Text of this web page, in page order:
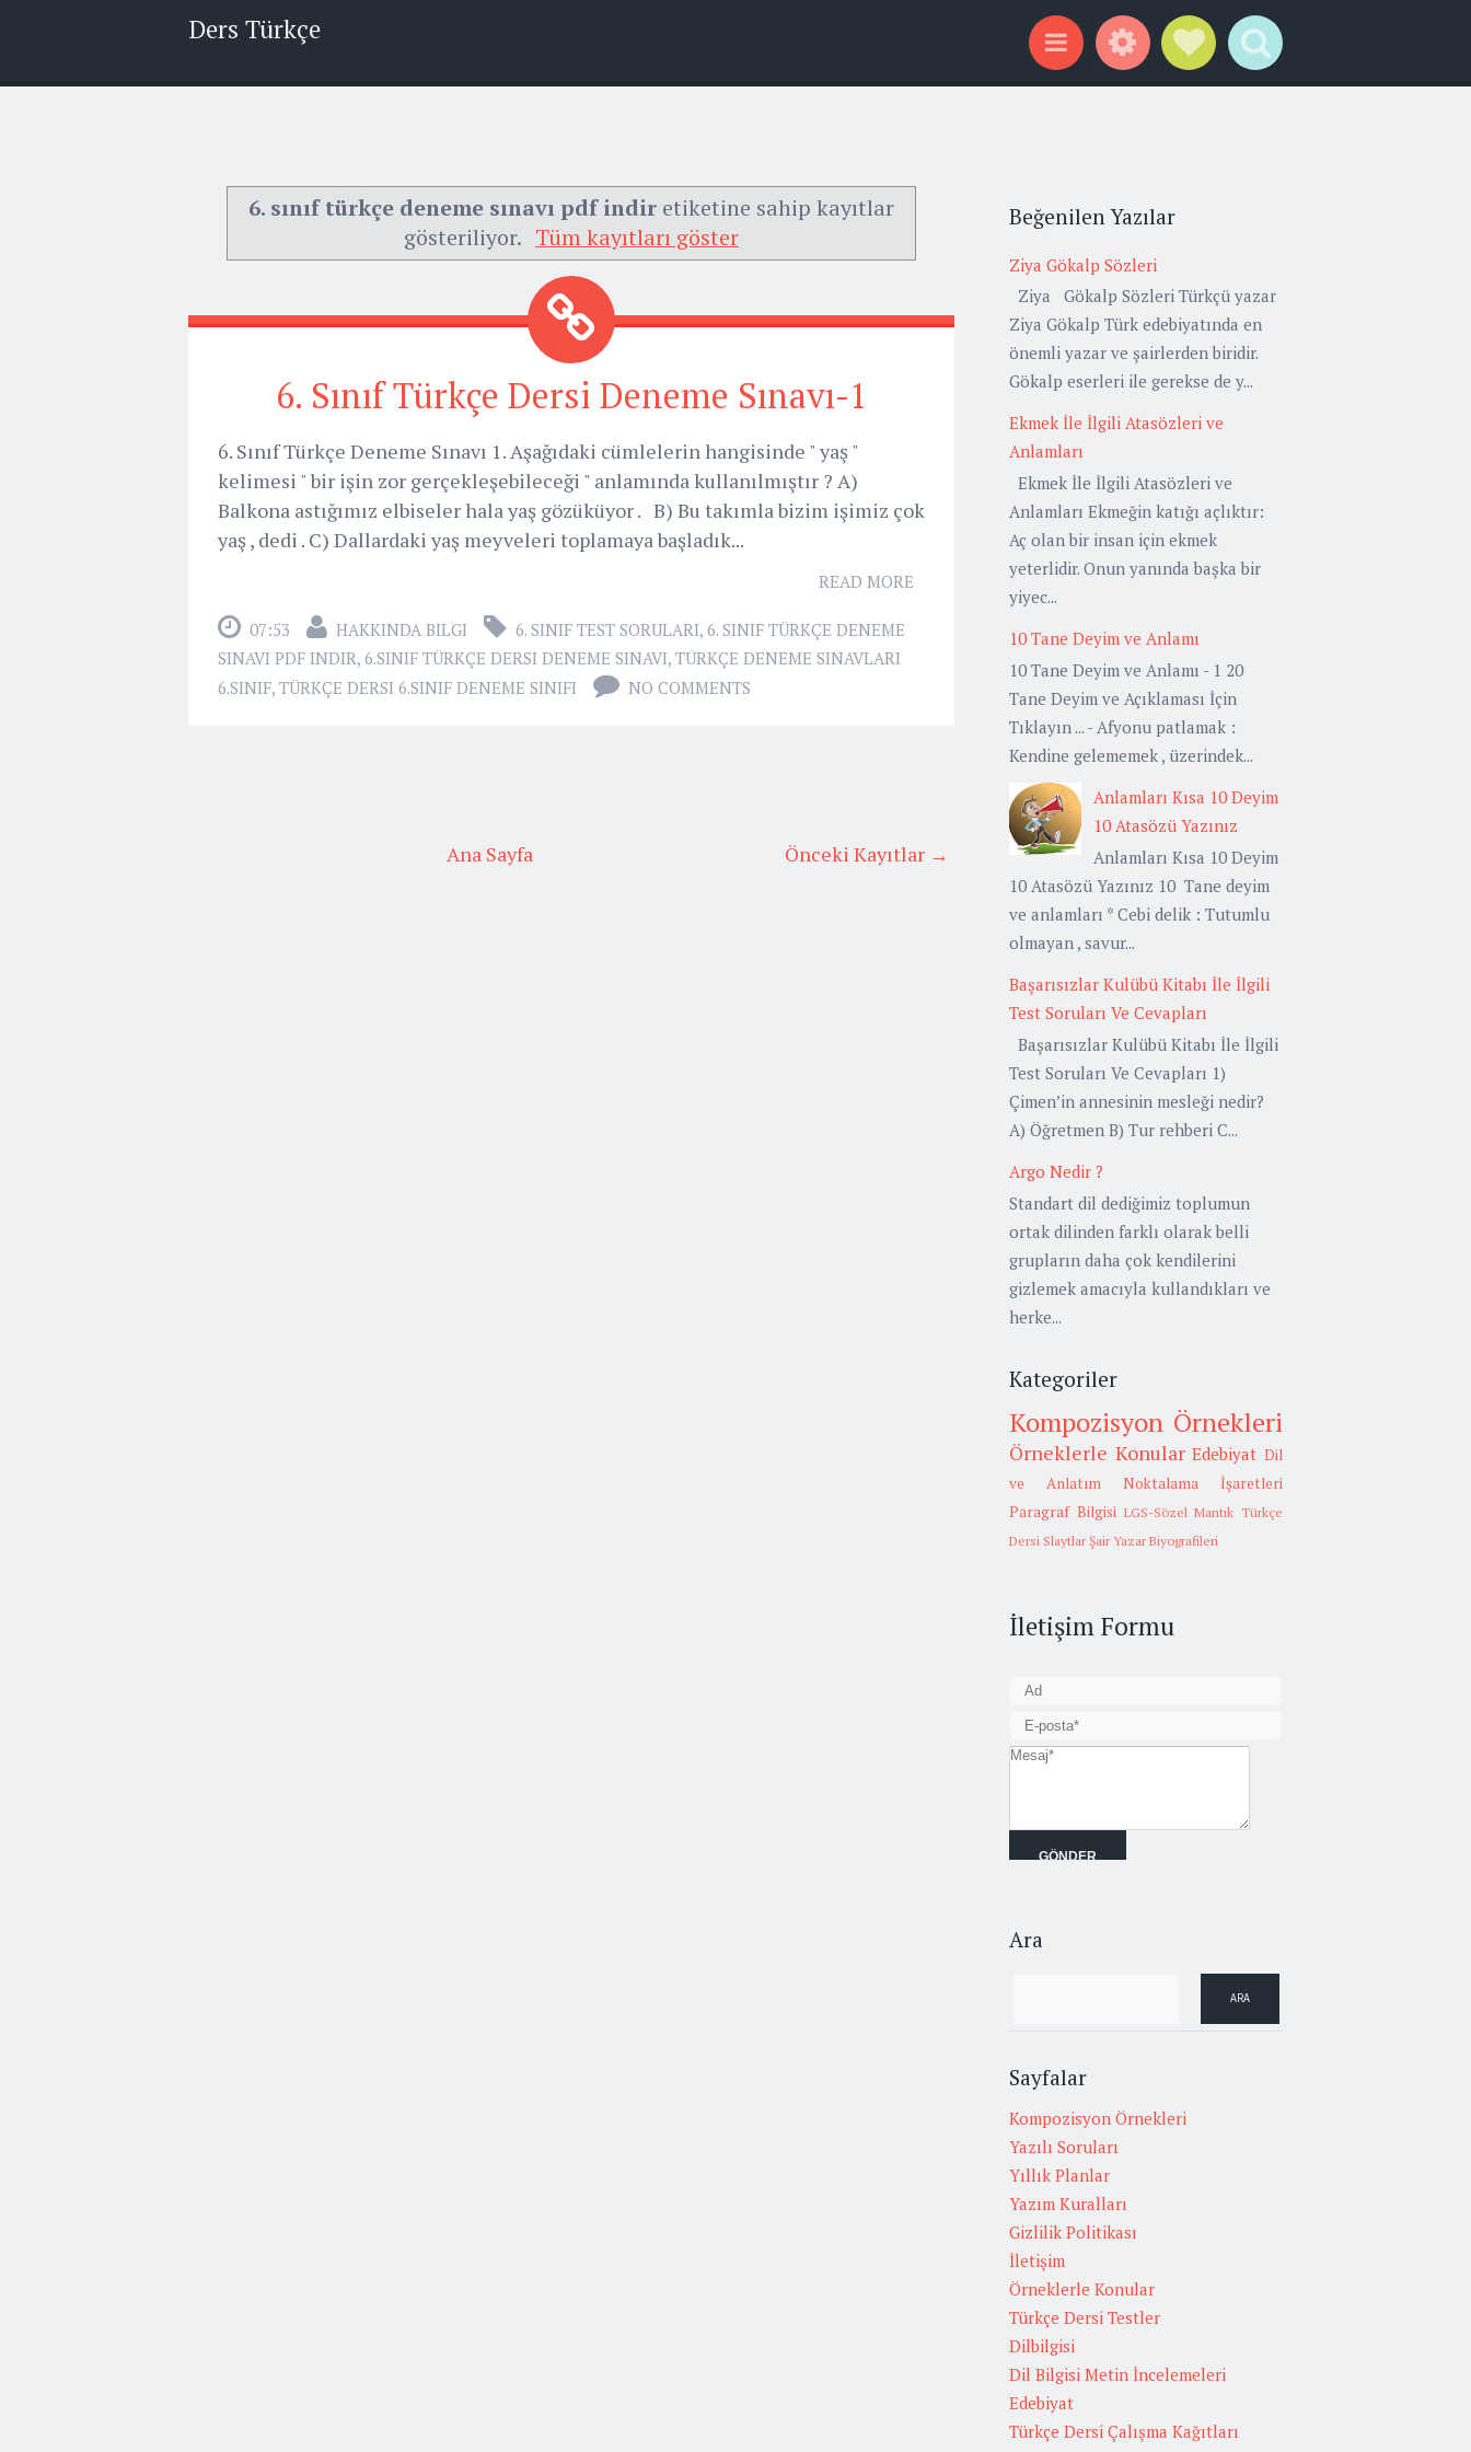
Ders Türkçe
Menu WidgetsSocial Links
Search
6. sınıf türkçe deneme sınavı pdf indir etiketine sahip kayıtlar
gösteriliyor. Tüm kayıtları göster
6. Sınıf Türkçe Dersi Deneme Sınavı-1
6. Sınıf Türkçe Deneme Sınavı 1. Aşağıdaki cümlelerin hangisinde " yaş "
kelimesi " bir işin zor gerçekleşebileceği " anlamında kullanılmıştır ? A)
Balkona astığımız elbiseler hala yaş gözüküyor . B) Bu takımla bizim işimiz çok
yaş , dedi . C) Dallardaki yaş meyveleri toplamaya başladık...
READ MORE
07:53 HAKKINDA BILGI 6. SINIF TEST SORULARI, 6. SINIF TÜRKÇE DENEME
SINAVI PDF INDIR, 6.SINIF TÜRKÇE DERSI DENEME SINAVI, TÜRKÇE DENEME SINAVLARI
6.SINIF, TÜRKÇE DERSI 6.SINIF DENEME SINIFI NO COMMENTS
Önceki Kayıtlar →
Ana Sayfa
Beğenilen Yazılar
Ziya Gökalp Sözleri
Ziya Gökalp Sözleri Türkçü yazar
Ziya Gökalp Türk edebiyatında en
önemli yazar ve şairlerden biridir.
Gökalp eserleri ile gerekse de y...
Ekmek İle İlgili Atasözleri ve
Anlamları
Ekmek İle İlgili Atasözleri ve
Anlamları Ekmeğin katığı açlıktır:
Aç olan bir insan için ekmek
yeterlidir. Onun yanında başka bir
yiyec...
10 Tane Deyim ve Anlamı
10 Tane Deyim ve Anlamı - 1 20
Tane Deyim ve Açıklaması İçin
Tıklayın ... - Afyonu patlamak :
Kendine gelememek , üzerindek...
Anlamları Kısa 10 Deyim
10 Atasözü Yazınız
Anlamları Kısa 10 Deyim
10 Atasözü Yazınız 10 Tane deyim
ve anlamları * Cebi delik : Tutumlu
olmayan , savur...
Başarısızlar Kulübü Kitabı İle İlgili
Test Soruları Ve Cevapları
Başarısızlar Kulübü Kitabı İle İlgili
Test Soruları Ve Cevapları 1)
Çimen’in annesinin mesleği nedir?
A) Öğretmen B) Tur rehberi C...
Argo Nedir ?
Standart dil dediğimiz toplumun
ortak dilinden farklı olarak belli
grupların daha çok kendilerini
gizlemek amacıyla kullandıkları ve
herke...
Kategoriler
Kompozisyon Örnekleri
Örneklerle Konular Edebiyat Dil
ve Anlatım
Noktalama İşaretleri
Paragraf Bilgisi LGS-Sözel Mantık Türkçe
Dersi Slaytlar Şair Yazar Biyografileri
İletişim Formu
Ara
Sayfalar
Kompozisyon Örnekleri
Yazılı Soruları
Yıllık Planlar
Yazım Kuralları
Gizlilik Politikası
İletişim
Örneklerle Konular
Türkçe Dersi Testler
Dilbilgisi
Dil Bilgisi Metin İncelemeleri
Edebiyat
Türkçe Dersi Çalışma Kağıtları